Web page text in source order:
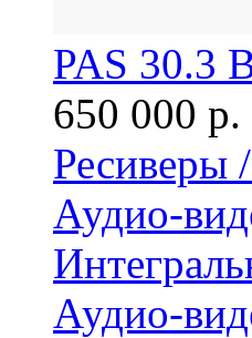
PAS 30.3
650 000 р.
Ресиверы
Аудио-
Аудио-